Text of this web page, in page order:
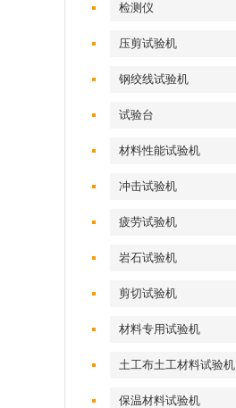
检测仪
压剪试验机
钢绞线试验机
试验台
材料性能试验机
冲击试验机
疲劳试验机
岩石试验机
剪切试验机
材料专用试验机
土工布土工材料试验机
保温材料试验机